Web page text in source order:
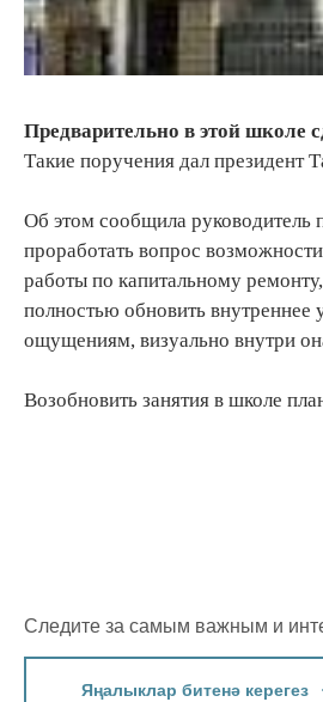
Предварительно в этой школе
Такие поручения дал президент
Об этом сообщила руководитель
проработать вопрос
работы по капитальному
полностью обновить внутреннее
ощущениям, визуально внутри
Возобновить занятия в школе
Следите за самым важным и
Яңалыклар битенә керегез